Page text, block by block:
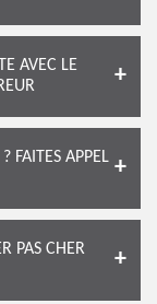
AVEC LE
FAITES APPEL
PAS CHER